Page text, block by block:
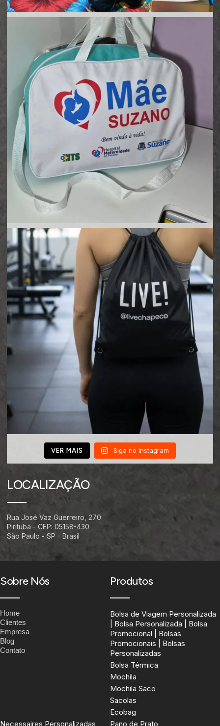
VER MAIS Siga no Instagram
LOCALIZAÇÃO
Rua José Vaz Guerreiro, 270
Pirituba - CEP: 05158-430
São Paulo - SP - Brasil
Sobre Nós
Home
Clientes
Empresa
Blog
Contato
Produtos
Bolsa de Viagem Personalizada
| Bolsa Personalizada | Bolsa
Promocional | Bolsas
Promocionais | Bolsas
Personalizadas
Bolsa Térmica
Mochila
Mochila Saco
Sacolas
Ecobag
Necessaires Personalizadas
Pano de Prato